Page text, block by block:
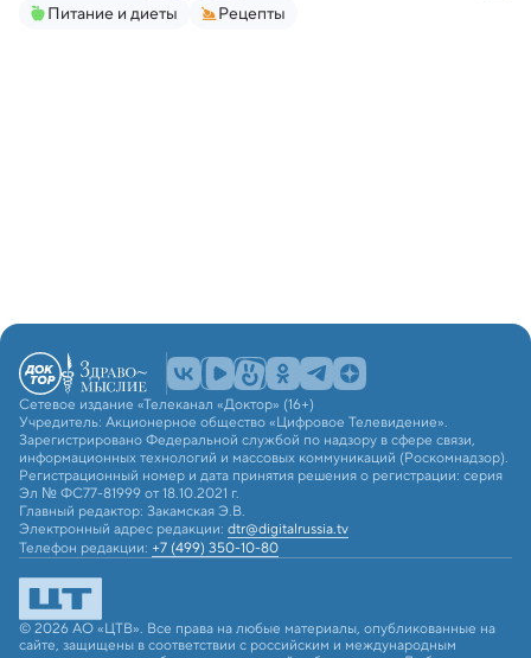
Питание и диеты Рецепты
Сетевое издание «Телеканал «Доктор» (16+)
Учредитель: Акционерное общество «Цифровое Телевидение».
Зарегистрировано Федеральной службой по надзору в сфере связи,
информационных технологий и массовых коммуникаций (Роскомнадзор).
Регистрационный номер и дата принятия решения о регистрации: серия
Эл № ФС77-81999 от 18.10.2021 г.
Главный редактор: Закамская Э.В.
Электронный адрес редакции: dtr@digitalrussia.tv
Телефон редакции: +7 (499) 350-10-80
© 2026 АО «ЦТВ». Все права на любые материалы, опубликованные на
сайте, защищены в соответствии с российским и международным